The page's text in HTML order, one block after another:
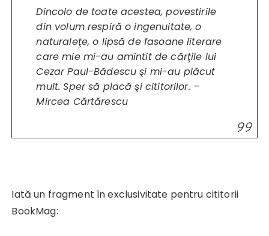
Dincolo de toate acestea, povestirile
din volum respiră o ingenuitate, o
naturaleţe, o lipsă de fasoane literare
care mie mi-au amintit de cărţile lui
Cezar Paul-Bădescu şi mi-au plăcut
mult. Sper să placă şi cititorilor. –
Mircea Cărtărescu
Iată un fragment în exclusivitate pentru cititorii
BookMag: